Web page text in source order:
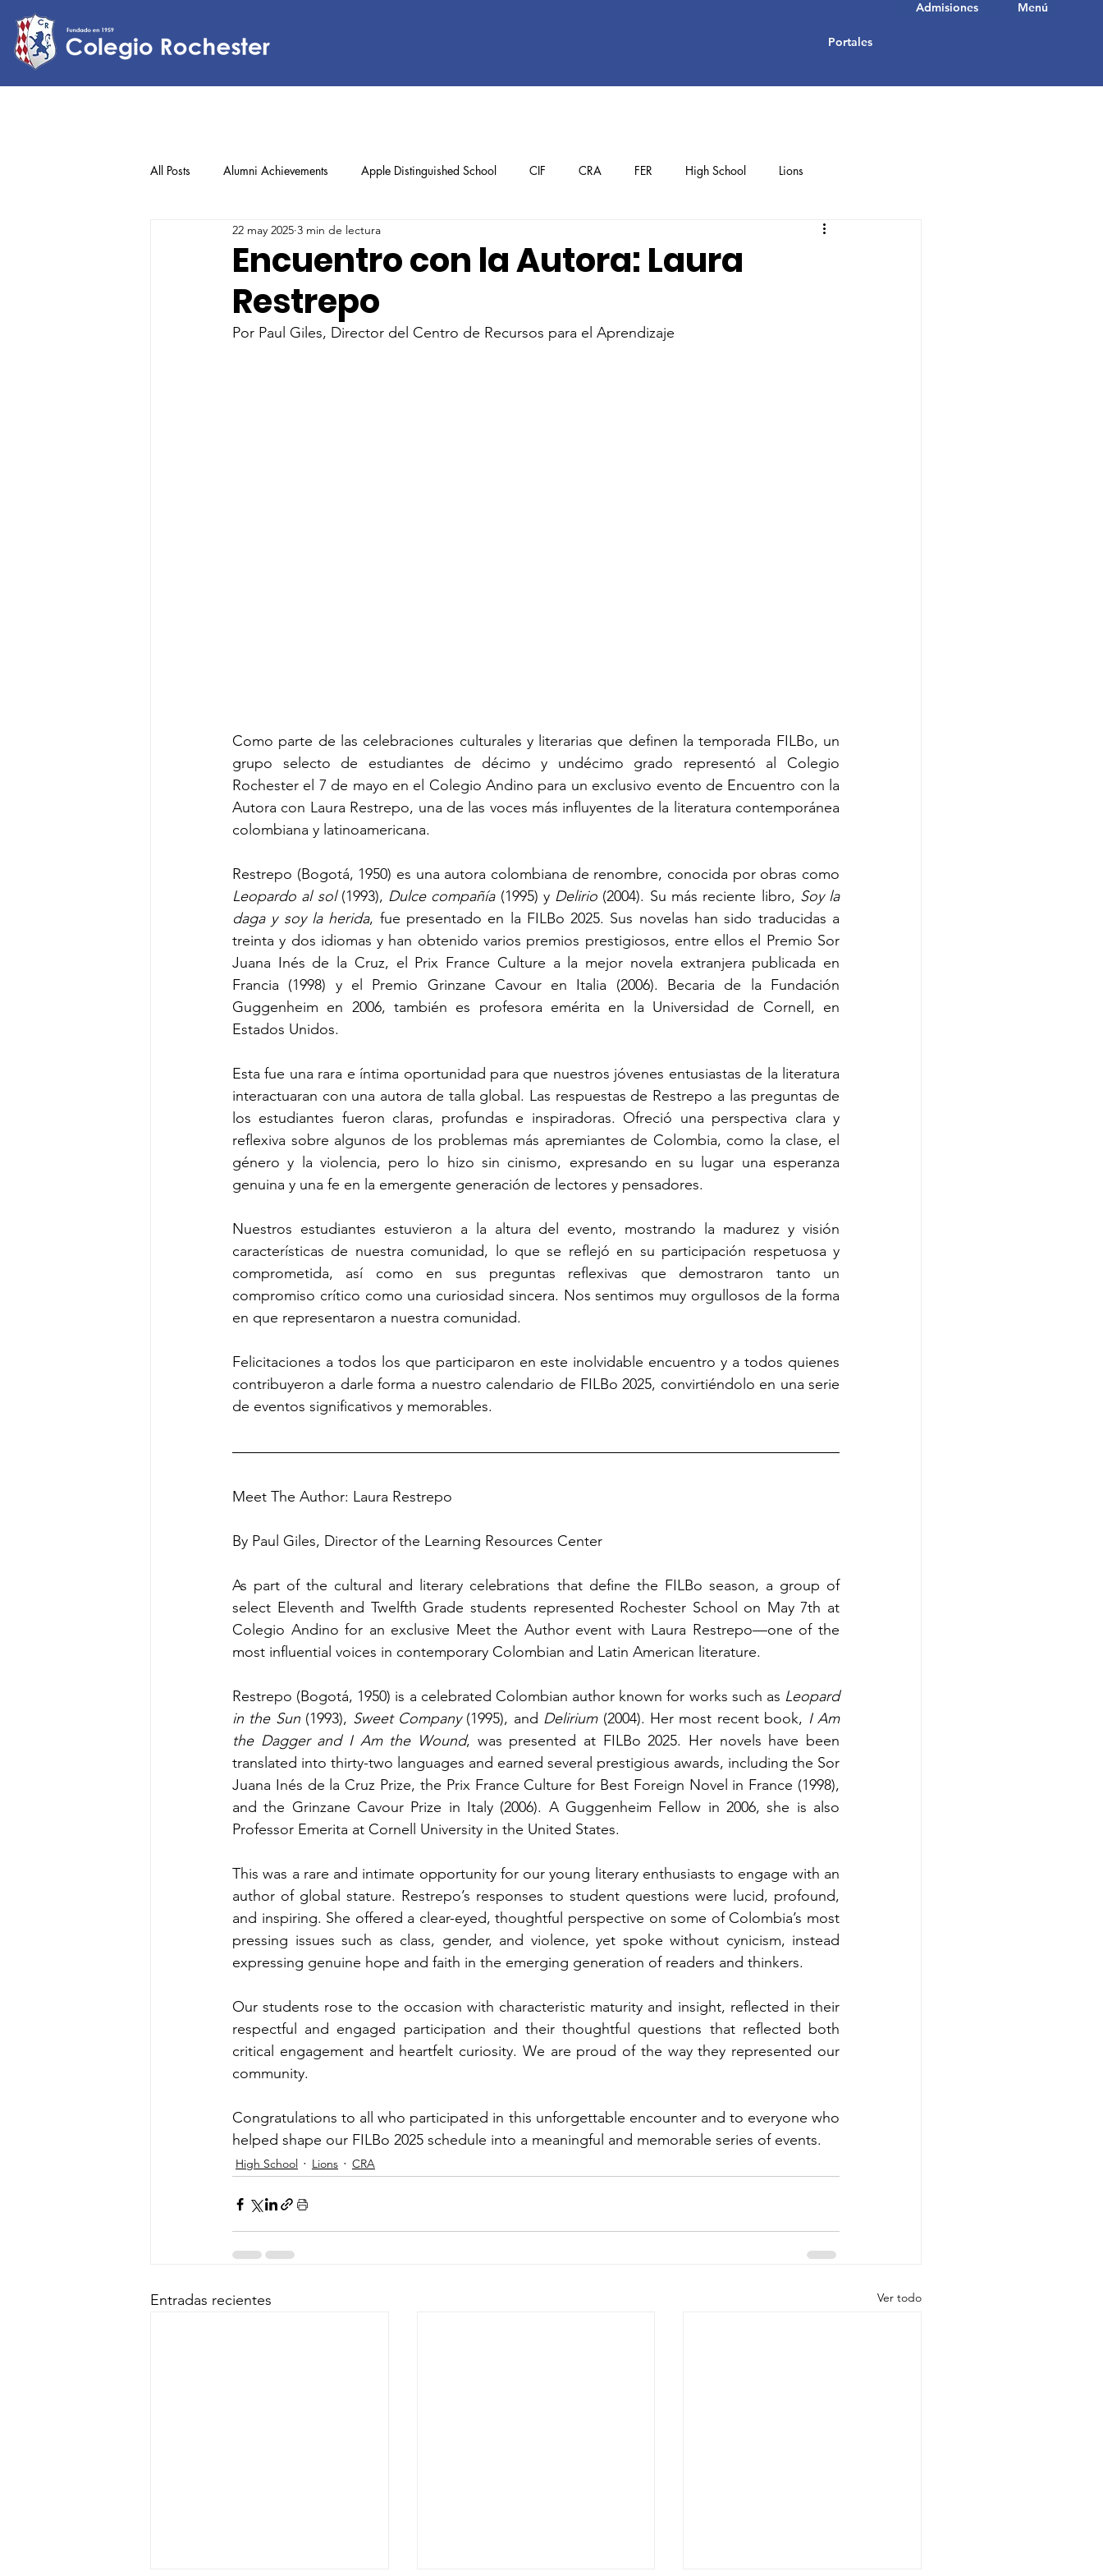
Portales
Menú
Admisiones
All Posts Alumni Achievements Apple Distinguished School CIF CRA FER High School Lions
Lower Elementary Middle School Student Achievements
Upper Elementary
Encuentro con la Autora: Laura
Restrepo
22 may 2025 3 min de lectura
Por Paul Giles, Director del Centro de Recursos para el Aprendizaje
Como parte de las celebraciones culturales y literarias que definen la temporada FILBo, un
grupo selecto de estudiantes de décimo y undécimo grado representó al Colegio
Rochester el 7 de mayo en el Colegio Andino para un exclusivo evento de Encuentro con la
Autora con Laura Restrepo, una de las voces más influyentes de la literatura contemporánea
colombiana y latinoamericana.
Leopardo al sol (1993), Dulce compañía (1995) y Delirio (2004). Su más reciente libro, Soy la
daga y soy la herida, fue presentado en la FILBo 2025. Sus novelas han sido traducidas a
treinta y dos idiomas y han obtenido varios premios prestigiosos, entre ellos el Premio Sor
Juana Inés de la Cruz, el Prix France Culture a la mejor novela extranjera publicada en
Francia (1998) y el Premio Grinzane Cavour en Italia (2006). Becaria de la Fundación
Guggenheim en 2006, también es profesora emérita en la Universidad de Cornell, en
Estados Unidos.
Esta fue una rara e íntima oportunidad para que nuestros jóvenes entusiastas de la literatura
interactuaran con una autora de talla global. Las respuestas de Restrepo a las preguntas de
los estudiantes fueron claras, profundas e inspiradoras. Ofreció una perspectiva clara y
reflexiva sobre algunos de los problemas más apremiantes de Colombia, como la clase, el
género y la violencia, pero lo hizo sin cinismo, expresando en su lugar una esperanza
genuina y una fe en la emergente generación de lectores y pensadores.
Nuestros estudiantes estuvieron a la altura del evento, mostrando la madurez y visión
características de nuestra comunidad, lo que se reflejó en su participación respetuosa y
comprometida, así como en sus preguntas reflexivas que demostraron tanto un
compromiso crítico como una curiosidad sincera. Nos sentimos muy orgullosos de la forma
en que representaron a nuestra comunidad.
Felicitaciones a todos los que participaron en este inolvidable encuentro y a todos quienes
contribuyeron a darle forma a nuestro calendario de FILBo 2025, convirtiéndolo en una serie
de eventos significativos y memorables.
Meet The Author: Laura Restrepo
By Paul Giles, Director of the Learning Resources Center
As part of the cultural and literary celebrations that define the FILBo season, a group of
select Eleventh and Twelfth Grade students represented Rochester School on May 7th at
Colegio Andino for an exclusive Meet the Author event with Laura Restrepo—one of the
most influential voices in contemporary Colombian and Latin American literature.
Restrepo (Bogotá, 1950) is a celebrated Colombian author known for works such as Leopard
in the Sun (1993), Sweet Company (1995), and Delirium (2004). Her most recent book, I Am
the Dagger and I Am the Wound, was presented at FILBo 2025. Her novels have been
translated into thirty-two languages and earned several prestigious awards, including the Sor
Juana Inés de la Cruz Prize, the Prix France Culture for Best Foreign Novel in France (1998),
and the Grinzane Cavour Prize in Italy (2006). A Guggenheim Fellow in 2006, she is also
Professor Emerita at Cornell University in the United States.
This was a rare and intimate opportunity for our young literary enthusiasts to engage with an
author of global stature. Restrepo’s responses to student questions were lucid, profound,
and inspiring. She offered a clear-eyed, thoughtful perspective on some of Colombia’s most
pressing issues such as class, gender, and violence, yet spoke without cynicism, instead
expressing genuine hope and faith in the emerging generation of readers and thinkers.
Our students rose to the occasion with characteristic maturity and insight, reflected in their
respectful and engaged participation and their thoughtful questions that reflected both
critical engagement and heartfelt curiosity. We are proud of the way they represented our
community.
Congratulations to all who participated in this unforgettable encounter and to everyone who
helped shape our FILBo 2025 schedule into a meaningful and memorable series of events.
High School Lions CRA
Entradas recientes Ver todo